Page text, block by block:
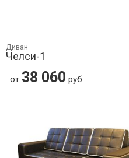
Диван
Челси-1
от 38 060 руб.